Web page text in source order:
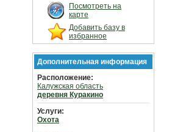
Посмотреть на
карте
Добавить базу в
избранное
Дополнительная информация
Расположение:
Калужская область
деревня Куракино
Услуги:
Охота